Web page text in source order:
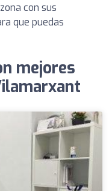
con sus
que puedas
mejores